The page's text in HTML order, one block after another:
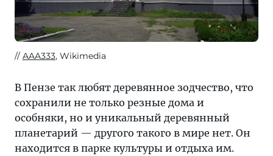
AAA333, Wikimedia
В Пензе так любят деревянное зодчество, что
сохранили не только резные дома и
особняки, но и уникальный деревянный
планетарий — другого такого в мире нет. Он
находится в парке культуры и отдыха им.